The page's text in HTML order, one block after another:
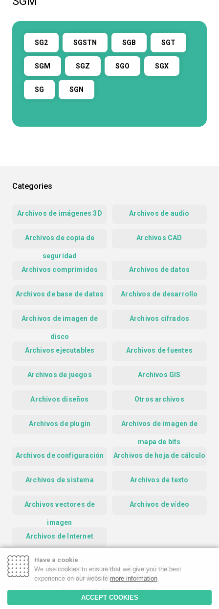
SG2 SGSTN SGB SGT
SGM SGZ SGO SGX
SG SGN
Categories
Archivos de imágenes 3D Archivos de audio
Archivos de copia de
seguridad
Archivos CAD
Archivos comprimidos Archivos de datos
Archivos de base de datos Archivos de desarrollo
Archivos de imagen de
disco
Archivos cifrados
Archivos ejecutables Archivos de fuentes
Archivos de juegos Archivos GIS
Archivos diseños Otros archivos
Archivos de plugin Archivos de imagen de
mapa de bits
Archivos de configuración
Archivos de hoja de cálculo
Archivos de sistema Archivos de texto
Archivos vectores de
imagen
Archivos de vídeo
Archivos de Internet
Homepage Contact
Privacy Policy
Google Safe Browsing Report
Copyright © 2019-2026 FileInfo
Have a cookie
We use cookies to ensure that we give you the best
experience on our website more information
ACCEPT COOKIES